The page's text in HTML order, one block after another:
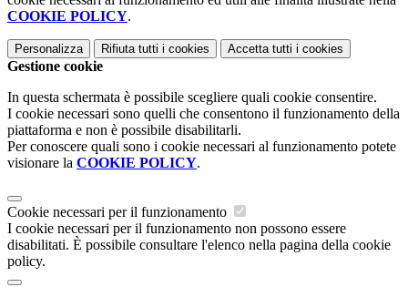
COOKIE POLICY.
Personalizza Rifiuta tutti i cookies Accetta tutti i cookies
Gestione cookie
In questa schermata è possibile scegliere quali cookie consentire.
I cookie necessari sono quelli che consentono il funzionamento della
piattaforma e non è possibile disabilitarli.
Per conoscere quali sono i cookie necessari al funzionamento potete
visionare la COOKIE POLICY.
Cookie necessari per il funzionamento
I cookie necessari per il funzionamento non possono essere
disabilitati. È possibile consultare l'elenco nella pagina della cookie
policy.